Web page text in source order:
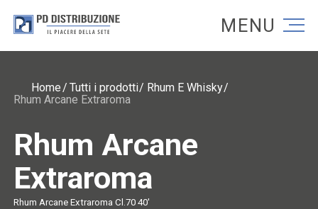
Torna alla homepage
Home Tutti i prodotti
Rhum E Whisky
Rhum Arcane Extraroma
Rhum Arcane
Extraroma
Rhum Arcane Extraroma Cl.70 40'